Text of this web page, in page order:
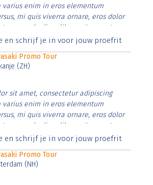
varius enim in eros elementum
mi quis viverra ornare, eros dolor
commodo diam libero vitae erat.
nibh et justo cursus id rutrum lorem
en schrijf je in voor jouw proefrit
Promo Tour
(ZH)
sit amet, consectetur adipiscing
varius enim in eros elementum
mi quis viverra ornare, eros dolor
commodo diam libero vitae erat.
nibh et justo cursus id rutrum lorem
en schrijf je in voor jouw proefrit
Promo Tour
(NH)